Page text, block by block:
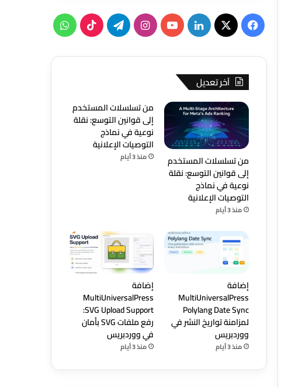
فيسبوك
‫X لينكدإن‫YouTubeانستقرامتيلقرام‫TikTokواتساب
آخر تعديل
من تسلسلات المستخدم
إلى قوانين التوسع: نقلة
نوعية في نماذج
التوصيات الإعلانية
منذ 3 أيام
من تسلسلات المستخدم
إلى قوانين التوسع: نقلة
نوعية في نماذج
التوصيات الإعلانية
منذ 3 أيام
إضافة
MultiUniversalPress
Polylang Date Sync
لمزامنة تواريخ النشر في
ووردبريس
منذ 3 أيام
إضافة
MultiUniversalPress
SVG Upload Support:
رفع ملفات SVG بأمان
في ووردبريس
منذ 3 أيام